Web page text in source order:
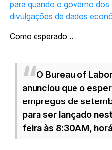
para quando o governo dos
divulgações de dados
Como esperado ..
O Bureau of
anunciou que o
empregos de
para ser lançado
feira às 8:30AM,